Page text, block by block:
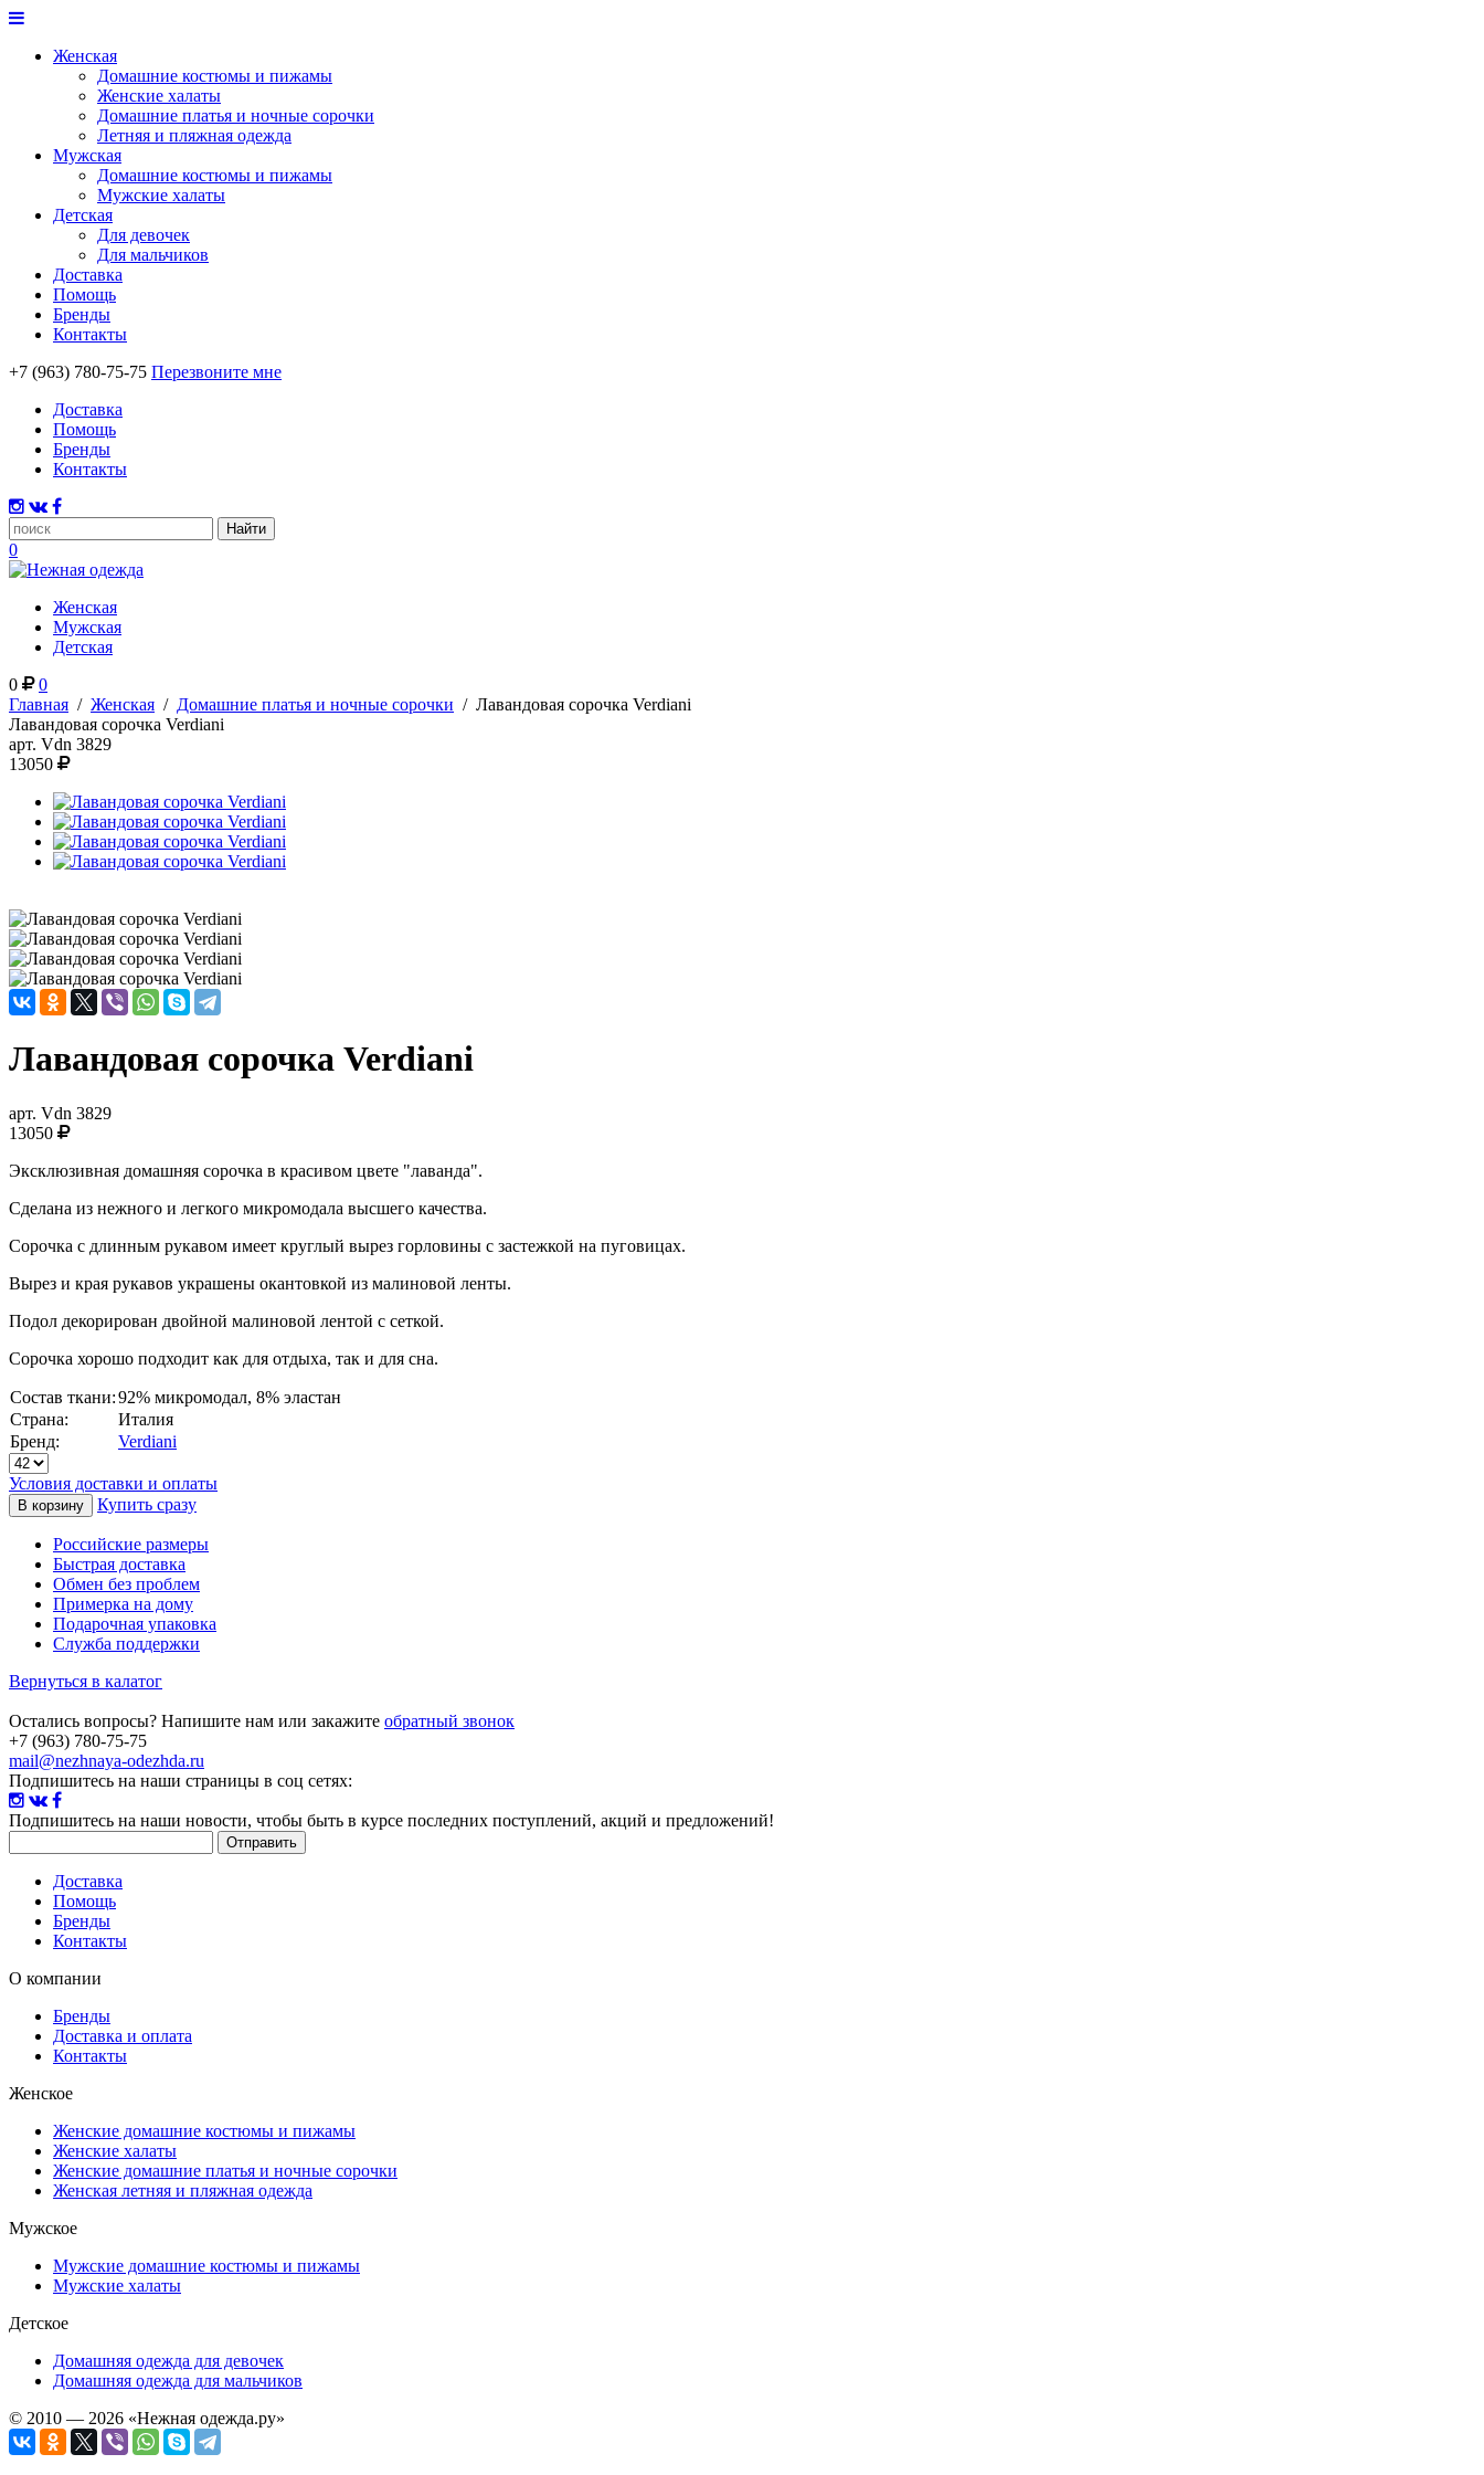
Женская
Домашние костюмы и пижамы
Женские халаты
Домашние платья и ночные сорочки
Летняя и пляжная одежда
Мужская
Домашние костюмы и пижамы
Мужские халаты
Детская
Для девочек
Для мальчиков
Доставка
Помощь
Бренды
Контакты
+7 (963) 780-75-75 Перезвоните мне
Доставка
Помощь
Бренды
Контакты
0
Женская
Мужская
Детская
0
0
Главная / Женская / Домашние платья и ночные сорочки / Лавандовая сорочка Verdiani
Лавандовая сорочка Verdiani
арт. Vdn 3829
13050
Лавандовая сорочка Verdiani
арт. Vdn 3829
13050
Эксклюзивная домашняя сорочка в красивом цвете "лаванда".
Сделана из нежного и легкого микромодала высшего качества.
Сорочка с длинным рукавом имеет круглый вырез горловины с застежкой на пуговицах.
Вырез и края рукавов украшены окантовкой из малиновой ленты.
Подол декорирован двойной малиновой лентой с сеткой.
Сорочка хорошо подходит как для отдыха, так и для сна.
Состав ткани:92% микромодал, 8% эластан
Страна:
Италия
Бренд:
Verdiani
Условия доставки и оплаты
Купить сразу
Российские размеры
Быстрая доставка
Обмен без проблем
Примерка на дому
Подарочная упаковка
Служба поддержки
Вернуться в калатог
Остались вопросы? Напишите нам или закажите обратный звонок
+7 (963) 780-75-75
mail@nezhnaya-odezhda.ru
Подпишитесь на наши страницы в соц сетях:
Подпишитесь на наши новости, чтобы быть в курсе последних поступлений, акций и предложений!
Доставка
Помощь
Бренды
Контакты
О компании
Бренды
Доставка и оплата
Контакты
Женское
Женские домашние костюмы и пижамы
Женские халаты
Женские домашние платья и ночные сорочки
Женская летняя и пляжная одежда
Мужское
Мужские домашние костюмы и пижамы
Мужские халаты
Детское
Домашняя одежда для девочек
Домашняя одежда для мальчиков
© 2010 — 2026 «Нежная одежда.ру»